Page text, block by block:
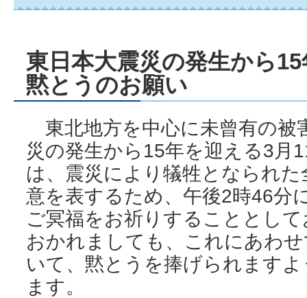
東日本大震災の発生から
黙とうのお願い
東北地方を中心に未曾有の被
災の発生から15年を迎える3月
は、震災により犠牲となられ
意を表するため、午後2時46分
ご冥福をお祈りすることとし
おかれましても、これにあわ
いて、黙とうを捧げられます
ます。